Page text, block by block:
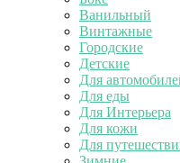
Ванильный
Винтажные
Городские
Детские
Для
Для еды
Для Интерьера
Для кожи
Для